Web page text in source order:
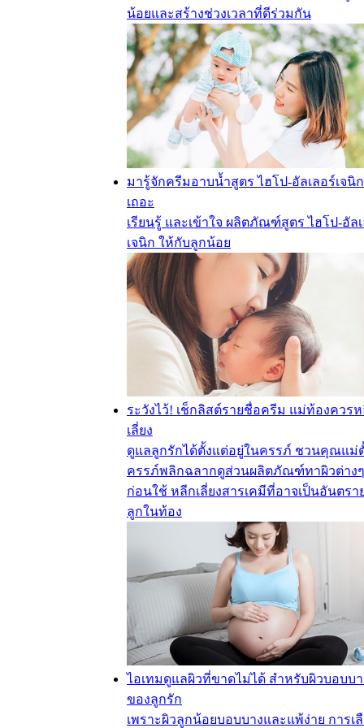
น้อยและสร้างช่วงเวลาที่ดีร่วมกัน
มารู้จักครีมอาบน้ำสูตร ไฮโป-อัลเลอร์เจนิ
เถอะ
เรียนรู้ และเข้าใจ ผลิตภัณฑ์สูตร ไฮโป-อัล
เจนิก ให้กับลูกน้อย
ระวังไว้! เช็กลิสต์รายชื่อครีม แม่ท้องควร
เลี่ยง
ดูแลลูกรักได้ตั้งแต่อยู่ในครรภ์ ชวนคุณแม่
ครรภ์พลิกฉลากดูส่วนผลิตภัณฑ์ทาผิวต่างๆ
ก่อนใช้ หลีกเลี่ยงสารเคมีที่อาจเป็นอันตรา
ลูกในท้อง
ไอเทมดูแลผิวที่ขาดไม่ได้ สำหรับผิวบอบบ
ของลูกรัก
เพราะผิวลูกน้อยบอบบางและแพ้ง่าย การเ